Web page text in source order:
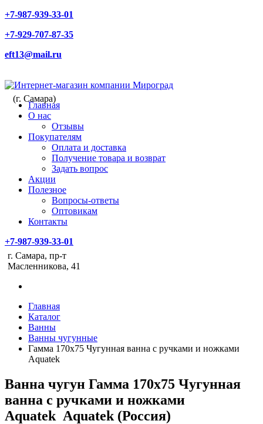
+7-987-939-33-01
+7-929-707-87-35
eft13@mail.ru
(г. Самара)
Главная
О нас
Отзывы
Покупателям
Оплата и доставка
Получение товара и возврат
Задать вопрос
Акции
Полезное
Вопросы-ответы
Оптовикам
Контакты
+7-987-939-33-01
г. Самара, пр-т
Масленникова, 41
Главная
Каталог
Ванны
Ванны чугунные
Гамма 170x75 Чугунная ванна с ручками и ножками
Aquatek
Ванна чугун Гамма 170x75 Чугунная
ванна с ручками и ножками
Aquatek Aquatek (Россия)